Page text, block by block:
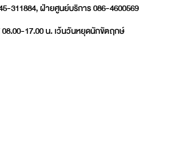
311884, ฝ่ายศูนย์บริการ 086-4600569
17.00 น. เว้นวันหยุดนักขัตฤกษ์